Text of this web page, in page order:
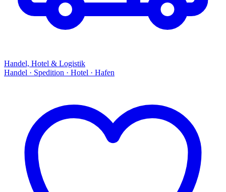
Handel, Hotel & Logistik
Handel · Spedition · Hotel · Hafen